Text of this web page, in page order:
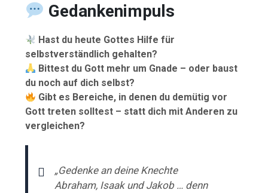
Gedankenimpuls
Hast du heute Gottes Hilfe für
selbstverständlich gehalten?
Bittest du Gott mehr um Gnade – oder baust
du noch auf dich selbst?
Gibt es Bereiche, in denen du demütig vor
Gott treten solltest – statt dich mit Anderen zu
vergleichen?
„Gedenke an deine Knechte
Abraham, Isaak und Jakob … denn